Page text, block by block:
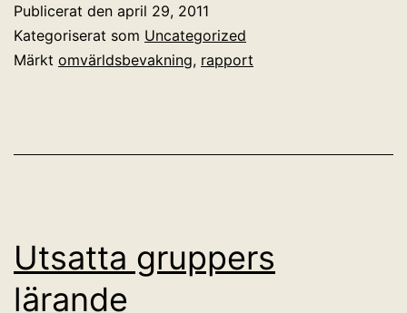
dator
per
Publicerat den april 29, 2011
Kategoriserat som Uncategorized
Märkt omvärldsbevakning, rapport
Utsatta gruppers
lärande